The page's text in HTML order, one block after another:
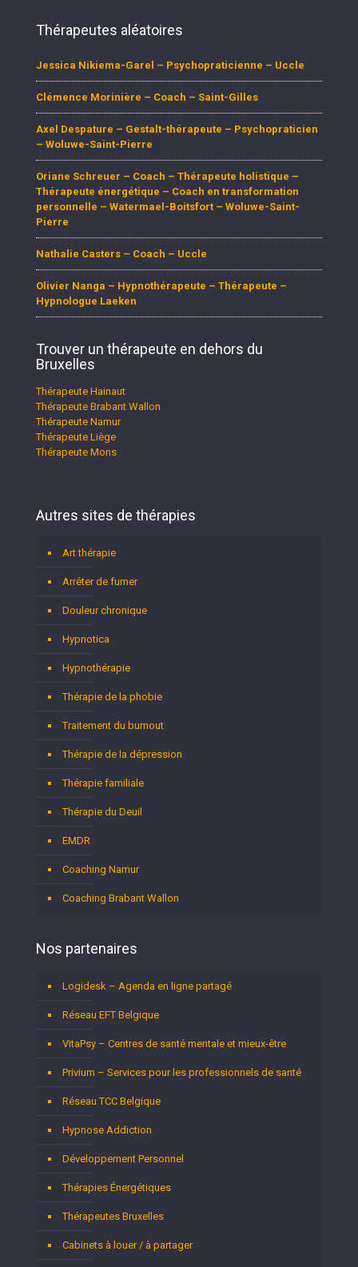
Thérapeutes aléatoires
Jessica Nikiema-Garel – Psychopraticienne – Uccle
Clémence Morinière – Coach – Saint-Gilles
Axel Despature – Gestalt-thérapeute – Psychopraticien
– Woluwe-Saint-Pierre
Oriane Schreuer – Coach – Thérapeute holistique –
Thérapeute énergétique – Coach en transformation
personnelle – Watermael-Boitsfort – Woluwe-Saint-
Pierre
Nathalie Casters – Coach – Uccle
Olivier Nanga – Hypnothérapeute – Thérapeute –
Hypnologue Laeken
Trouver un thérapeute en dehors du
Bruxelles
Thérapeute Hainaut
Thérapeute Brabant Wallon
Thérapeute Namur
Thérapeute Liège
Thérapeute Mons
Autres sites de thérapies
Art thérapie
Arrêter de fumer
Douleur chronique
Hypnotica
Hypnothérapie
Thérapie de la phobie
Traitement du burnout
Thérapie de la dépression
Thérapie familiale
Thérapie du Deuil
EMDR
Coaching Namur
Coaching Brabant Wallon
Nos partenaires
Logidesk – Agenda en ligne partagé
Réseau EFT Belgique
VitaPsy – Centres de santé mentale et mieux-être
Privium – Services pour les professionnels de santé
Réseau TCC Belgique
Hypnose Addiction
Développement Personnel
Thérapies Énergétiques
Thérapeutes Bruxelles
Cabinets à louer / à partager